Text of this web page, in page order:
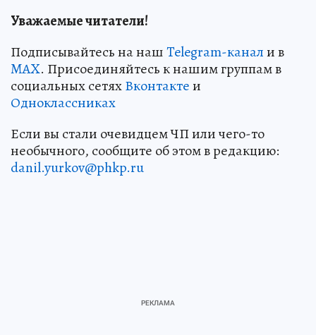
Уважаемые читатели!
Подписывайтесь на нашTelegram-канали в
MAX. Присоединяйтесь к нашим группам в
социальных сетяхВконтактеи
Одноклассниках
Если вы стали очевидцем ЧП или чего-то
необычного, сообщите об этом в редакцию:
danil.yurkov@phkp.ru